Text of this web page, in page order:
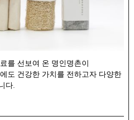
를 선보여 온 명인명촌이
도 건강한 가치를 전하고자 다양한
다.
.